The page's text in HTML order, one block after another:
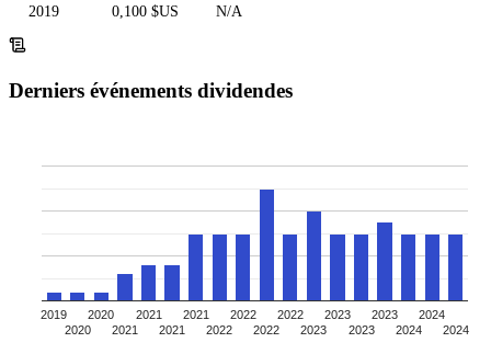
2019 0,100 $US N/A
Derniers événements dividendes
2019
2020
2020
2021
2021
2021
2021
2022
2022
2022
2022
2023
2023
2023
2023
2024
2024
2024